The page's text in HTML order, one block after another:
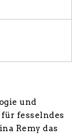
und
fesselndes
Remy das